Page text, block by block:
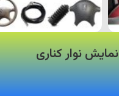
نمایش نوار کناری